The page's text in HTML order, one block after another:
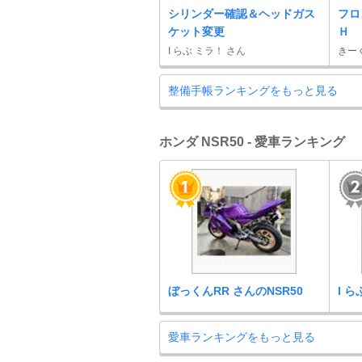
シリンダー確認＆ヘッドガス
ケット変更
I らぶ ミラ！ さん
フ
Ｈ
きー
整備手帳ランキングをもっと見る
ホンダ NSR50 - 愛車ランキング
ぼっくんRR さんのNSR50 I ら
愛車ランキングをもっと見る